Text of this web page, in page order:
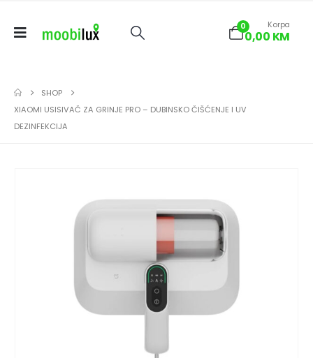
0 Korpa
0,00 KM
SHOP
XIAOMI USISIVAČ ZA GRINJE PRO – DUBINSKO ČIŠĆENJE I UV
DEZINFEKCIJA